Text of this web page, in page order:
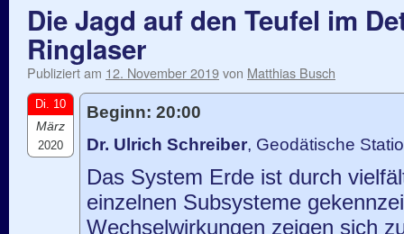
Die Jagd auf den Teufel im
Ringlaser
Publiziert am 12. November 2019von Matthias Busch
Di. 10
März
2020
Beginn: 20:00
Dr. Ulrich Schreiber, Geodätische
Das System Erde ist durch
einzelnen Subsysteme
Wechselwirkungen zeigen sich